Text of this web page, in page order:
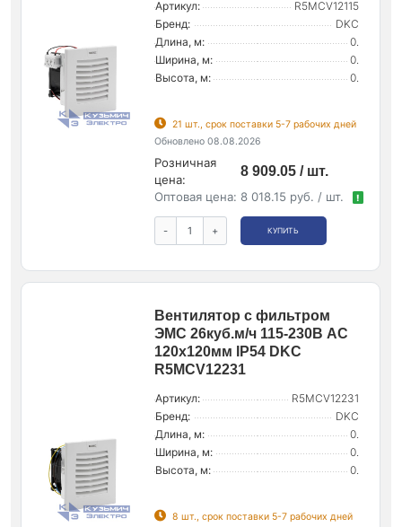
Артикул:
R5MCV12115
Бренд:
DKC
Длина, м:
0.
Ширина, м:
0.
Высота, м:
0.
21 шт., срок поставки 5-7 рабочих дней
Обновлено 08.08.2026
Розничная
цена:
8 909.05 / шт.
Оптовая цена: 8 018.15 руб. / шт. !
- + КУПИТЬ
Вентилятор с фильтром
ЭМС 26куб.м/ч 115-230В AC
120х120мм IP54 DKC
R5MCV12231
Артикул:
R5MCV12231
Бренд:
DKC
Длина, м:
0.
Ширина, м:
0.
Высота, м:
0.
8 шт., срок поставки 5-7 рабочих дней